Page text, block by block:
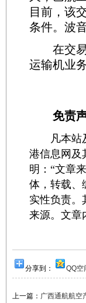
目前，该
条件。波
在交易
运输机业务
免责
凡本站及
港信息网及
明：“文章
体，转载、
实性负责。
来源。文章
分享到： QQ空
上一篇： 广西通航航空